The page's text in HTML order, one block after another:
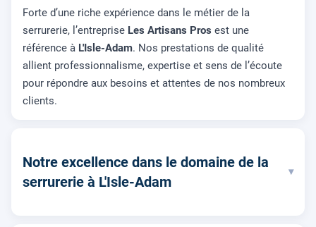
Forte d’une riche expérience dans le métier de la
serrurerie, l’entreprise Les Artisans Pros est une
référence à L'Isle-Adam. Nos prestations de qualité
allient professionnalisme, expertise et sens de l’écoute
pour répondre aux besoins et attentes de nos nombreux
clients.
Notre excellence dans le domaine de la
serrurerie à L'Isle-Adam
▾